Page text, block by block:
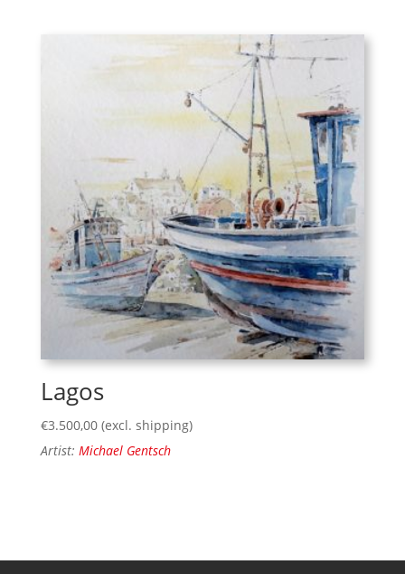
Lagos
€3.500,00 (excl. shipping)
Artist: Michael Gentsch